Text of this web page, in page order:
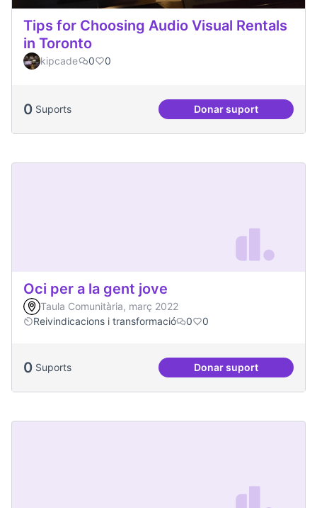
Tips for Choosing Audio Visual Rentals
in Toronto
kipcade 0 0
0 Suports Donar suportTips for Choosing
Oci per a la gent jove
Taula Comunitària, març 2022
Reivindicacions i transformació
0 0
0 Suports Donar suportOci per a la gent